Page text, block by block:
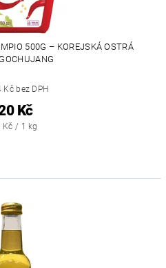
500G – KOREJSKÁ OSTRÁ
Kč bez DPH
Kč
Kč / 1 kg